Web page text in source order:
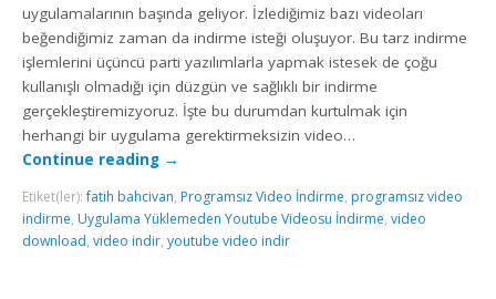
uygulamalarının başında geliyor. İzlediğimiz bazı videoları
beğendiğimiz zaman da indirme isteği oluşuyor. Bu tarz indirme
işlemlerini üçüncü parti yazılımlarla yapmak istesek de çoğu
kullanışlı olmadığı için düzgün ve sağlıklı bir indirme
gerçekleştiremizyoruz. İşte bu durumdan kurtulmak için
herhangi bir uygulama gerektirmeksizin video…
Continue reading →
Etiket(ler):fatih bahcivan, Programsız Video İndirme, programsız video
indirme, Uygulama Yüklemeden Youtube Videosu İndirme,video
download,video indir,youtube video indir